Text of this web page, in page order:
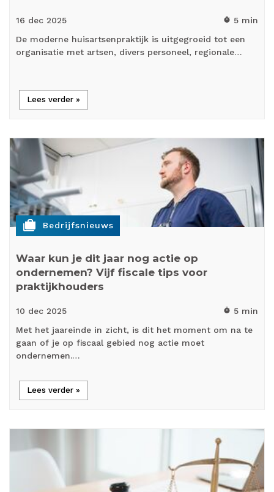
16 dec 2025 timer 5 min
De moderne huisartsenpraktijk is uitgegroeid tot een
organisatie met artsen, divers personeel, regionale…
Lees verder »
cases Bedrijfsnieuws
Waar kun je dit jaar nog actie op
ondernemen? Vijf fiscale tips voor
praktijkhouders
10 dec 2025 timer 5 min
Met het jaareinde in zicht, is dit het moment om na te
gaan of je op fiscaal gebied nog actie moet
ondernemen.…
Lees verder »